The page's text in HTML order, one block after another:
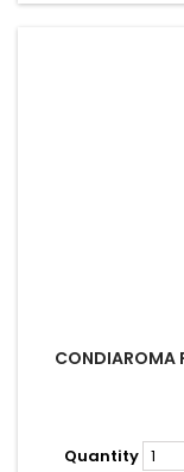
CONDIAROMA
Quantity